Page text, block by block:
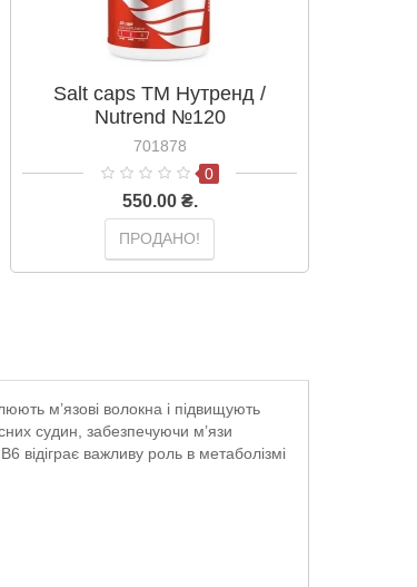
Salt caps ТМ Нутренд /
Nutrend №120
701878
0
550.00 ₴.
ПРОДАНО!
м’язові волокна і підвищують
судин, забезпечуючи м’язи
відіграє важливу роль в метаболізмі